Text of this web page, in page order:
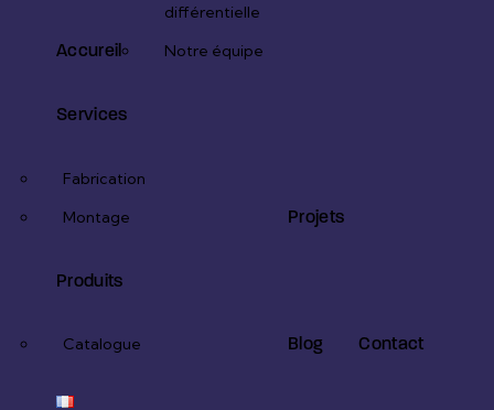
Accureil
différentielle
Notre équipe
Services
Fabrication
Montage
Projets
Produits
Catalogue Blog Contact